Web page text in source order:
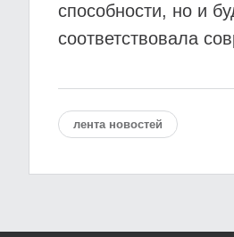
способности, но и
соответствовала
лента новостей